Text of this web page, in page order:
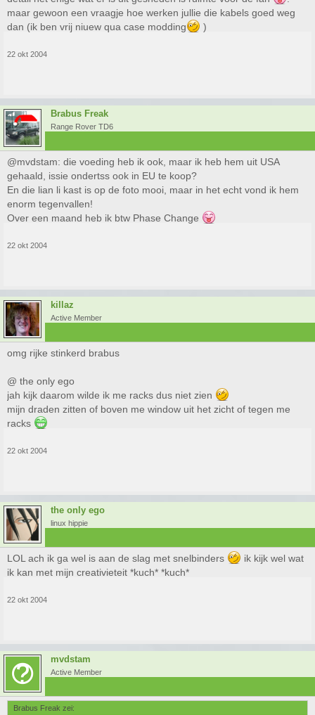
maar gewoon een vraagje hoe werken jullie die kabels goed weg
dan (ik ben vrij niuew qua case modding
)
22 okt 2004
Brabus Freak
Range Rover TD6
@mvdstam: die voeding heb ik ook, maar ik heb hem uit USA
gehaald, issie ondertss ook in EU te koop?
En die lian li kast is op de foto mooi, maar in het echt vond ik hem
enorm tegenvallen!
Over een maand heb ik btw Phase Change
22 okt 2004
killaz
Active Member
omg rijke stinkerd brabus
@ the only ego
jah kijk daarom wilde ik me racks dus niet zien
mijn draden zitten of boven me window uit het zicht of tegen me
racks
22 okt 2004
the only ego
linux hippie
LOL ach ik ga wel is aan de slag met snelbinders
ik kijk wel wat
ik kan met mijn creativieteit *kuch* *kuch*
22 okt 2004
mvdstam
Active Member
Brabus Freak zei: